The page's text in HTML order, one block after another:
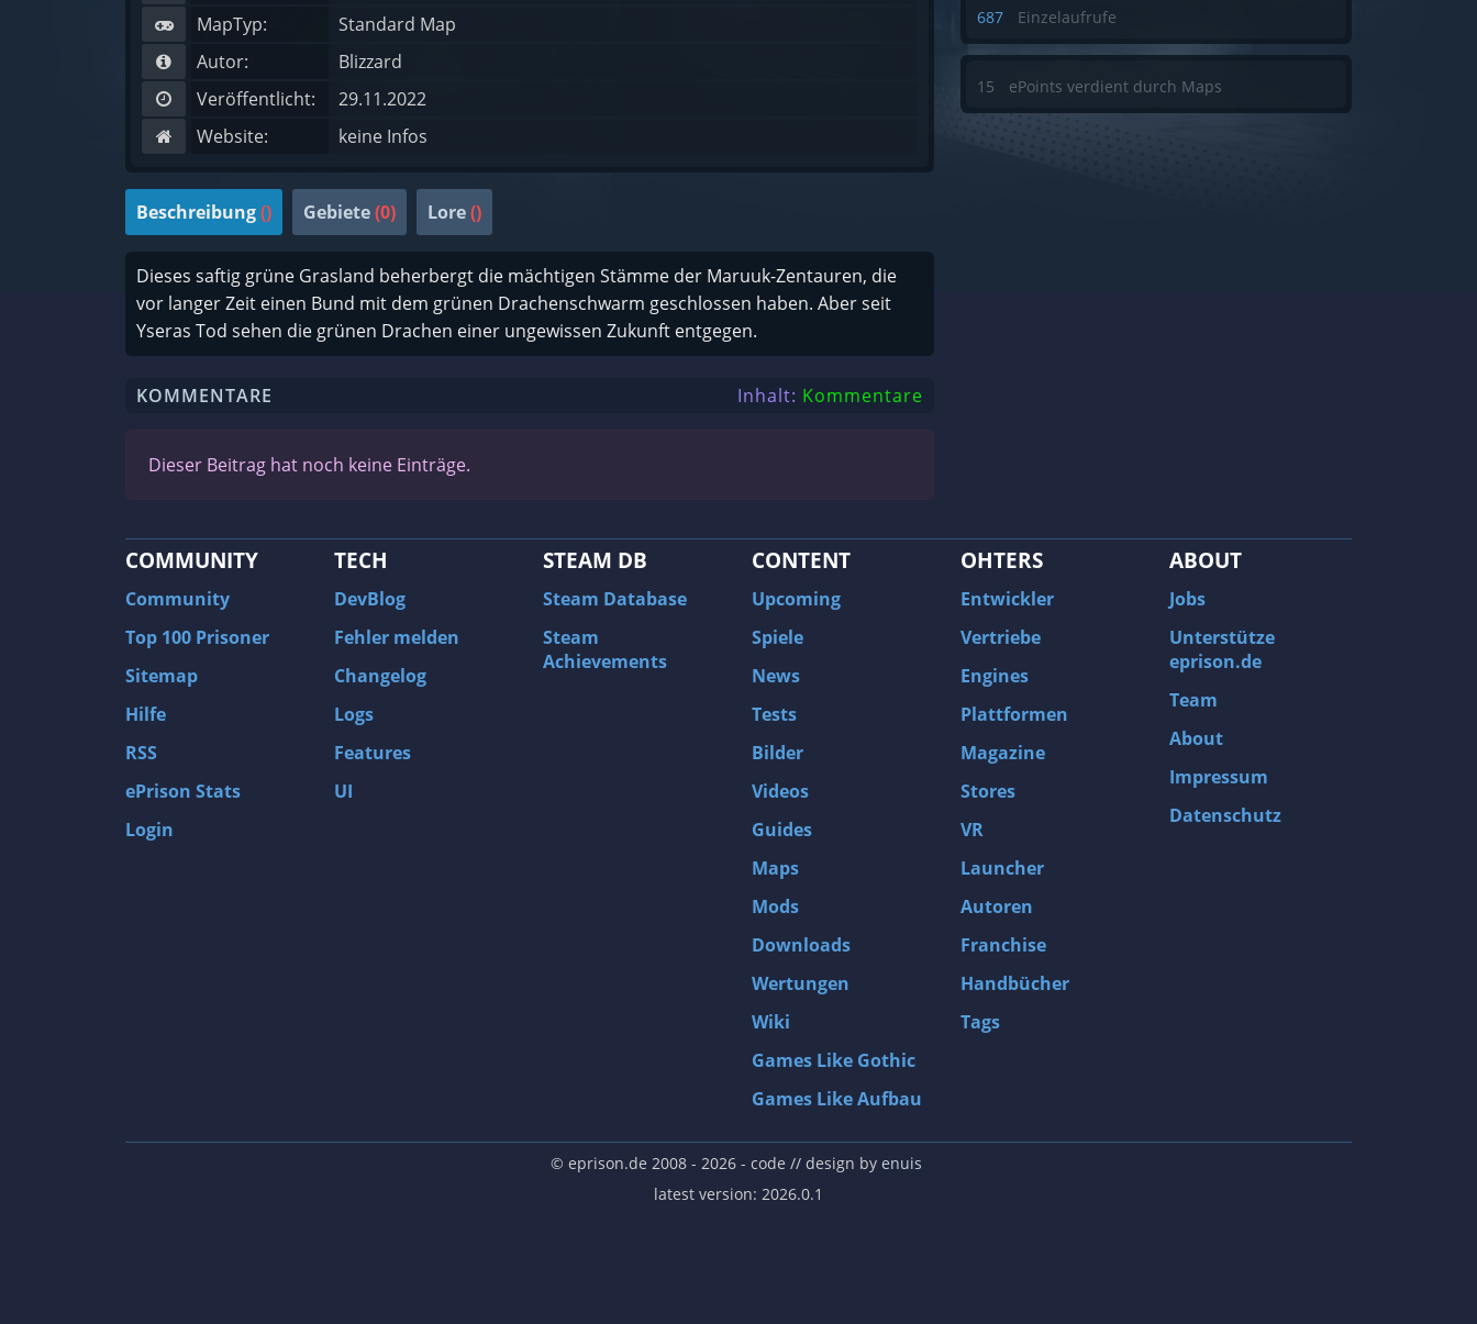
MapTyp:
Standard Map
Autor:
Blizzard
Veröffentlicht:
29.11.2022
Website:
keine Infos
Beschreibung() Gebiete(0) Lore()
Dieses saftig grüne Grasland beherbergt die mächtigen Stämme der Maruuk-Zentauren, die
vor langer Zeit einen Bund mit dem grünen Drachenschwarm geschlossen haben. Aber seit
Yseras Tod sehen die grünen Drachen einer ungewissen Zukunft entgegen.
KOMMENTARE Inhalt: Kommentare
Dieser Beitrag hat noch keine Einträge.
687 Einzelaufrufe
15 ePoints verdient durch Maps
COMMUNITY
Community
Top 100 Prisoner
Sitemap
Hilfe
RSS
ePrison Stats
Login
TECH
DevBlog
Fehler melden
Changelog
Logs
Features
UI
STEAM DB
Steam Database
Steam
Achievements
CONTENT
Upcoming
Spiele
News
Tests
Bilder
Videos
Guides
Maps
Mods
Downloads
Wertungen
Wiki
Games Like Gothic
Games Like Aufbau
OHTERS
Entwickler
Vertriebe
Engines
Plattformen
Magazine
Stores
VR
Launcher
Autoren
Franchise
Handbücher
Tags
ABOUT
Jobs
Unterstütze
eprison.de
Team
About
Impressum
Datenschutz
© eprison.de 2008 - 2026- code // design by enuis
latest version: 2026.0.1